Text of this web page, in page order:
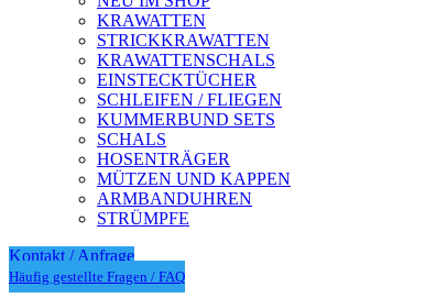
KRAWATTEN
STRICKKRAWATTEN
KRAWATTENSCHALS
EINSTECKTÜCHER
SCHLEIFEN / FLIEGEN
KUMMERBUND SETS
SCHALS
HOSENTRÄGER
MÜTZEN UND KAPPEN
ARMBANDUHREN
STRÜMPFE
Kontakt / Anfrage
Häufig gestellte Fragen / FAQ